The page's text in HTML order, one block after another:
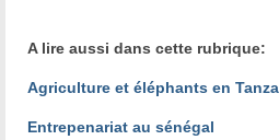
A lire aussi dans cette rubrique:
Agriculture et éléphants en
Entrepenariat au sénégal